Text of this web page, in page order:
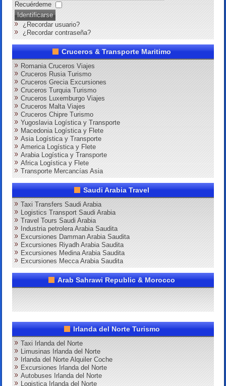
Recuérdeme
Identificarse
¿Recordar usuario?
¿Recordar contraseña?
Cruceros & Transporte Maritimo
Romania Cruceros Viajes
Cruceros Rusia Turismo
Cruceros Grecia Excursiones
Cruceros Turquia Turismo
Cruceros Luxemburgo Viajes
Cruceros Malta Viajes
Cruceros Chipre Turismo
Yugoslavia Logística y Transporte
Macedonia Logística y Flete
Asia Logística y Transporte
America Logística y Flete
Arabia Logística y Transporte
Africa Logística y Flete
Transporte Mercancías Asia
Saudi Arabia Travel
Taxi Transfers Saudi Arabia
Logistics Transport Saudi Arabia
Travel Tours Saudi Arabia
Industria petrolera Arabia Saudita
Excursiones Damman Arabia Saudita
Excursiones Riyadh Arabia Saudita
Excursiones Medina Arabia Saudita
Excursiones Mecca Arabia Saudita
Arab Sahrawi Republic & Morocco
Irlanda del Norte Turismo
Taxi Irlanda del Norte
Limusinas Irlanda del Norte
Irlanda del Norte Alquiler Coche
Excursiones Irlanda del Norte
Autobuses Irlanda del Norte
Logistica Irlanda del Norte